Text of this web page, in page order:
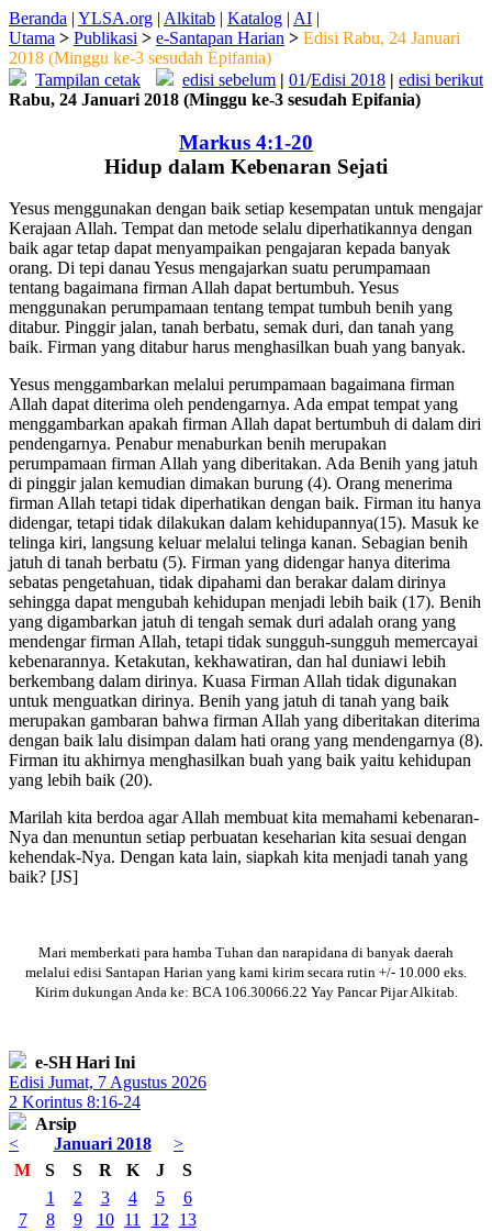
Beranda | YLSA.org | Alkitab | Katalog | AI |
Utama > Publikasi > e-Santapan Harian > Edisi Rabu, 24 Januari
2018 (Minggu ke-3 sesudah Epifania)
Tampilan cetak
edisi sebelum | 01/Edisi 2018 | edisi berikut
Rabu, 24 Januari 2018 (Minggu ke-3 sesudah Epifania)
Markus 4:1-20
Hidup dalam Kebenaran Sejati
Yesus menggunakan dengan baik setiap kesempatan untuk mengajar
Kerajaan Allah. Tempat dan metode selalu diperhatikannya dengan
baik agar tetap dapat menyampaikan pengajaran kepada banyak
orang. Di tepi danau Yesus mengajarkan suatu perumpamaan
tentang bagaimana firman Allah dapat bertumbuh. Yesus
menggunakan perumpamaan tentang tempat tumbuh benih yang
ditabur. Pinggir jalan, tanah berbatu, semak duri, dan tanah yang
baik. Firman yang ditabur harus menghasilkan buah yang banyak.
Yesus menggambarkan melalui perumpamaan bagaimana firman
Allah dapat diterima oleh pendengarnya. Ada empat tempat yang
menggambarkan apakah firman Allah dapat bertumbuh di dalam diri
pendengarnya. Penabur menaburkan benih merupakan
perumpamaan firman Allah yang diberitakan. Ada Benih yang jatuh
di pinggir jalan kemudian dimakan burung (4). Orang menerima
firman Allah tetapi tidak diperhatikan dengan baik. Firman itu hanya
didengar, tetapi tidak dilakukan dalam kehidupannya(15). Masuk ke
telinga kiri, langsung keluar melalui telinga kanan. Sebagian benih
jatuh di tanah berbatu (5). Firman yang didengar hanya diterima
sebatas pengetahuan, tidak dipahami dan berakar dalam dirinya
sehingga dapat mengubah kehidupan menjadi lebih baik (17). Benih
yang digambarkan jatuh di tengah semak duri adalah orang yang
mendengar firman Allah, tetapi tidak sungguh-sungguh memercayai
kebenarannya. Ketakutan, kekhawatiran, dan hal duniawi lebih
berkembang dalam dirinya. Kuasa Firman Allah tidak digunakan
untuk menguatkan dirinya. Benih yang jatuh di tanah yang baik
merupakan gambaran bahwa firman Allah yang diberitakan diterima
dengan baik lalu disimpan dalam hati orang yang mendengarnya (8).
Firman itu akhirnya menghasilkan buah yang baik yaitu kehidupan
yang lebih baik (20).
Marilah kita berdoa agar Allah membuat kita memahami kebenaran-
Nya dan menuntun setiap perbuatan keseharian kita sesuai dengan
kehendak-Nya. Dengan kata lain, siapkah kita menjadi tanah yang
baik? [JS]
Mari memberkati para hamba Tuhan dan narapidana di banyak daerah
melalui edisi Santapan Harian yang kami kirim secara rutin +/- 10.000 eks.
Kirim dukungan Anda ke: BCA 106.30066.22 Yay Pancar Pijar Alkitab.
e-SH Hari Ini
Edisi Jumat, 7 Agustus 2026
2 Korintus 8:16-24
Arsip
<
Januari 2018
>
M
S S R K J
S
1
2 3 4 5
6
7
8 9 10 11 12
13